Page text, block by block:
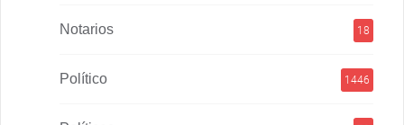
Notarios 18
Político 1446